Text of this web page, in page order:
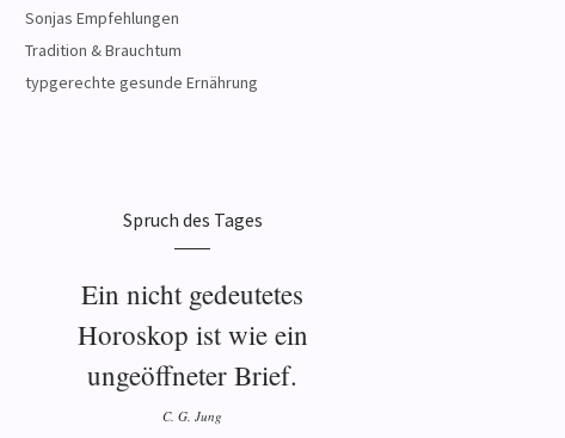
Sonjas Empfehlungen
Tradition & Brauchtum
typgerechte gesunde Ernährung
Spruch des Tages
Ein nicht gedeutetes
Horoskop ist wie ein
ungeöffneter Brief.
C. G. Jung